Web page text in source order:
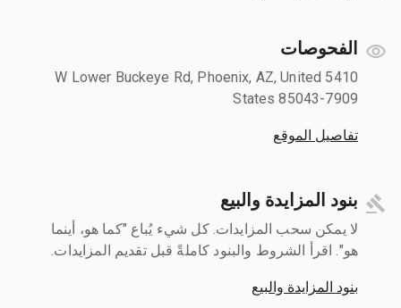
الفحوصات
5410 W Lower Buckeye Rd, Phoenix, AZ, United
States 85043-7909
تفاصيل الموقع
بنود المزايدة والبيع
لا يمكن سحب المزايدات. كل شيء يُباع "كما هو، أينما
هو". اقرأ الشروط والبنود كاملةً قبل تقديم المزايدات.
بنود المزايدة والبيع